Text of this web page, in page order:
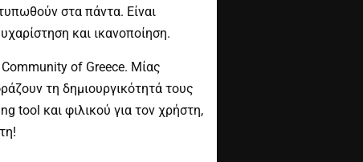
στα πάντα. Είναι
και ικανοποίηση.
of Greece. Μίας
τη δημιουργικότητά τους
tool και φιλικού για τον χρήστη,